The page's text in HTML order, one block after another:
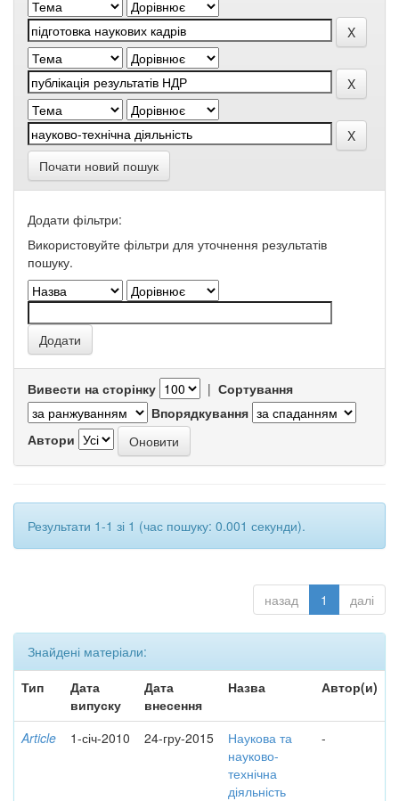
Почати новий пошук
Додати фільтри:
Використовуйте фільтри для уточнення результатів
пошуку.
Вивести на сторінку | Сортування
Впорядкування
Автори
Результати 1-1 зі 1 (час пошуку: 0.001 секунди).
назад 1 далі
Знайдені матеріали:
Тип
Дата
випуску
Дата
внесення
Назва Автор(и)
Article 1-січ-2010 24-гру-2015
Наукова та
науково-
технічна
діяльність
-